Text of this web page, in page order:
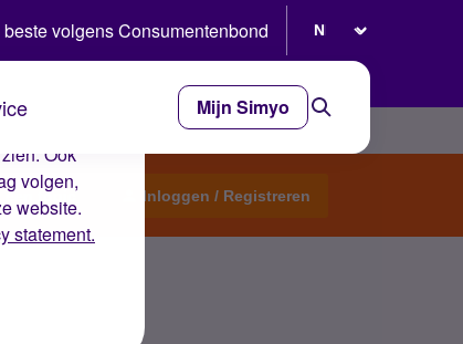
op de
Ook
volgen,
website.
statement.
volgens Consumentenbond
Mijn Simyo
een topic Inloggen / Registreren